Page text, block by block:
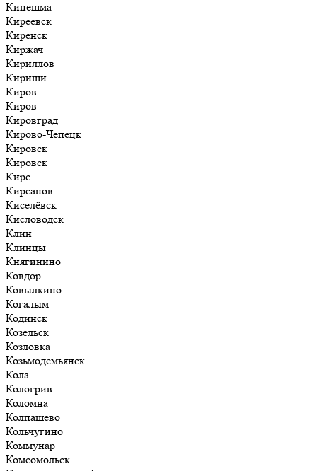
Кинешма
Киреевск
Киренск
Киржач
Кириллов
Кириши
Киров
Киров
Кировград
Кирово-Чепецк
Кировск
Кировск
Кирс
Кирсанов
Киселёвск
Кисловодск
Клин
Клинцы
Княгинино
Ковдор
Ковылкино
Когалым
Кодинск
Козельск
Козловка
Козьмодемьянск
Кола
Кологрив
Коломна
Колпашево
Кольчугино
Коммунар
Комсомольск